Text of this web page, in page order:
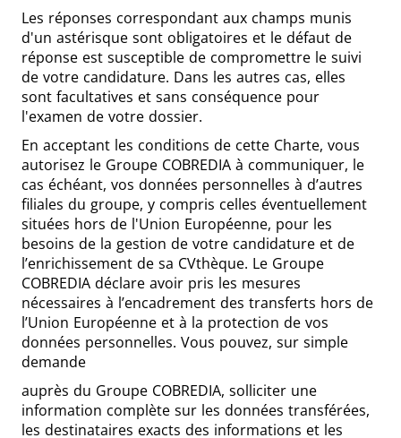
Les réponses correspondant aux champs munis
d'un astérisque sont obligatoires et le défaut de
réponse est susceptible de compromettre le suivi
de votre candidature. Dans les autres cas, elles
sont facultatives et sans conséquence pour
l'examen de votre dossier.
En acceptant les conditions de cette Charte, vous
autorisez le Groupe COBREDIA à communiquer, le
cas échéant, vos données personnelles à d’autres
filiales du groupe, y compris celles éventuellement
situées hors de l'Union Européenne, pour les
besoins de la gestion de votre candidature et de
l’enrichissement de sa CVthèque. Le Groupe
COBREDIA déclare avoir pris les mesures
nécessaires à l’encadrement des transferts hors de
l’Union Européenne et à la protection de vos
données personnelles. Vous pouvez, sur simple
demande
auprès du Groupe COBREDIA, solliciter une
information complète sur les données transférées,
les destinataires exacts des informations et les